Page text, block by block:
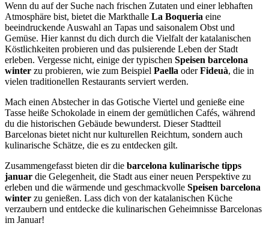
Wenn du auf der Suche nach frischen Zutaten und einer lebhaften
Atmosphäre bist, bietet die Markthalle La Boqueria eine
beeindruckende Auswahl an Tapas und saisonalem Obst und
Gemüse. Hier kannst du dich durch die Vielfalt der katalanischen
Köstlichkeiten probieren und das pulsierende Leben der Stadt
erleben. Vergesse nicht, einige der typischen Speisen barcelona
winter zu probieren, wie zum Beispiel Paella oderFideuà, die in
vielen traditionellen Restaurants serviert werden.
Mach einen Abstecher in das Gotische Viertel und genieße eine
Tasse heiße Schokolade in einem der gemütlichen Cafés, während
du die historischen Gebäude bewunderst. Dieser Stadtteil
Barcelonas bietet nicht nur kulturellen Reichtum, sondern auch
kulinarische Schätze, die es zu entdecken gilt.
Zusammengefasst bieten dir die barcelona kulinarische tipps
januar die Gelegenheit, die Stadt aus einer neuen Perspektive zu
erleben und die wärmende und geschmackvolle Speisen barcelona
winter zu genießen. Lass dich von der katalanischen Küche
verzaubern und entdecke die kulinarischen Geheimnisse Barcelonas
im Januar!